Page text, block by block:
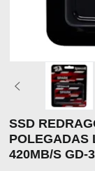
SSD
POLEGADAS
420MB/S GD-